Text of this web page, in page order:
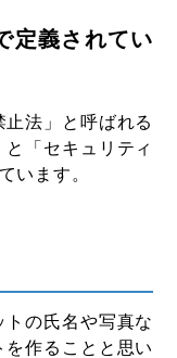
定義されてい
法」と呼ばれる
「セキュリティ
います。
の氏名や写真な
作ることと思い